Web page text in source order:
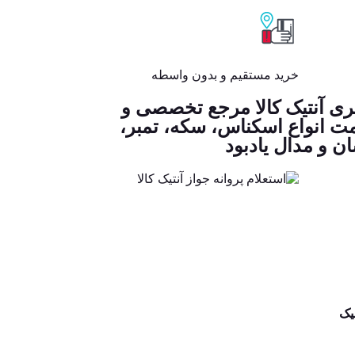
خرید مستقیم و بدون واسطه
آنتیک کالا مرجع تخصصی و
انواع اسکناس، سکه، تمبر،
و مدال یادبود